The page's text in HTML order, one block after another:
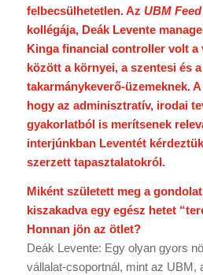
felbecsülhetetlen. Az UBM
kollégája, Deák Levente
Kinga financial controller volt a
között a környei, a szentesi és
takarmánykeverő-üzemeknek.
hogy az adminisztratív, irodai
gyakorlatból is merítsenek
interjúnkban Leventét
szerzett tapasztalatokról.
Miként született meg a
kiszakadva egy egész hetet
Honnan jön az ötlet?
Deák Levente: Egy olyan gyors
vállalat-csoportnál, mint az UBM,